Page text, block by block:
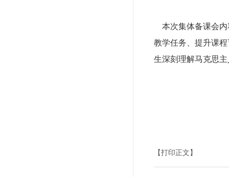
本次集体备课会内
教学任务、提升课
生深刻理解马克思
【打印正文】